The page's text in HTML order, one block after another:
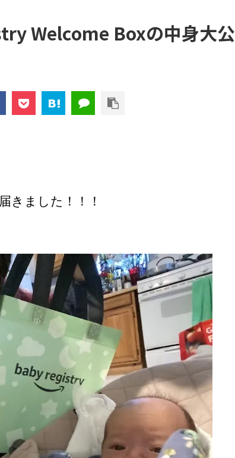
Welcome Boxの中身大公
きました！！！